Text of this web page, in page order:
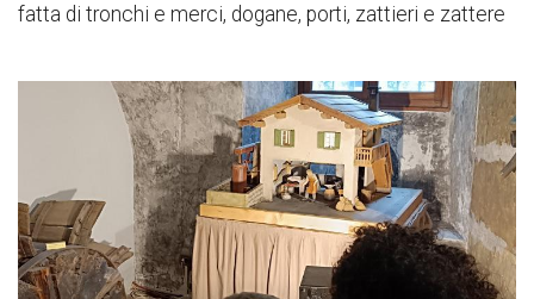
fatta di tronchi e merci, dogane, porti, zattieri e zattere